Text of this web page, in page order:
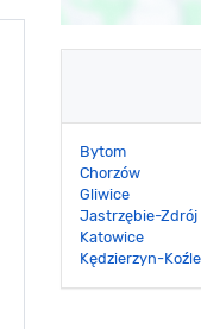
Bytom
Chorzów
Gliwice
Jastrzębie-Zdrój
Katowice
Kędzierzyn-Koźle